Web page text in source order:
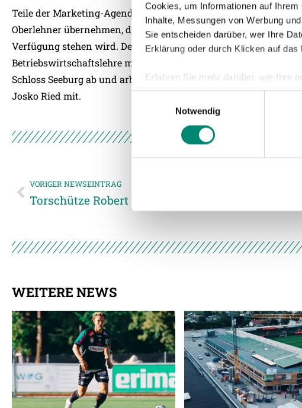
Cookies, um Informationen auf
Inhalte, Messungen von Werbung
Sie entscheiden darüber, wer Ihre
Erklärung oder durch Klicken auf
Erfahren Sie mehr darüber, wie Ihre
Einzelheitenfest.
und die Zugriffe auf unsere Website
Notwendig
Teile der Marketing-Agenden von Daniel Steininger wird ab
Oberlehner übernehmen, der dann auch als Ansprechpartner
Verfügung stehen wird. Der 28-Jährige schließt demnächst das
Betriebswirtschaftslehre mit Schwerpunkt Sport- und
Schloss Seeburg ab und arbeitet bereits seit drei Jahren
Josko Ried mit.
VORIGER NEWSEINTRAG
Torschütze Robert Zulj Man of the Match
WEITERE NEWS